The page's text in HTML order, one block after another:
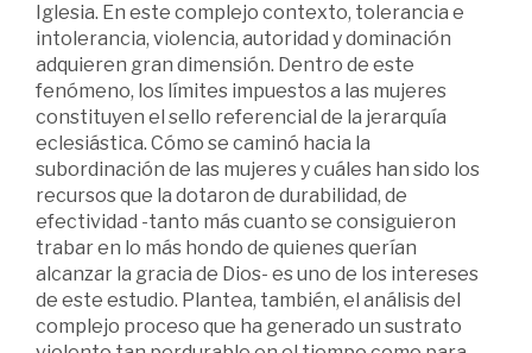
Iglesia. En este complejo contexto, tolerancia e
intolerancia, violencia, autoridad y dominación
adquieren gran dimensión. Dentro de este
fenómeno, los límites impuestos a las mujeres
constituyen el sello referencial de la jerarquía
eclesiástica. Cómo se caminó hacia la
subordinación de las mujeres y cuáles han sido los
recursos que la dotaron de durabilidad, de
efectividad -tanto más cuanto se consiguieron
trabar en lo más hondo de quienes querían
alcanzar la gracia de Dios- es uno de los intereses
de este estudio. Plantea, también, el análisis del
complejo proceso que ha generado un sustrato